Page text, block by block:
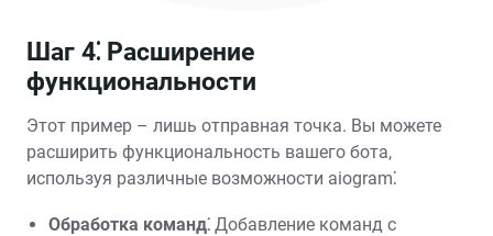
Шаг 4⁚ Расширение
функциональности
Этот пример – лишь отправная точка. Вы можете
расширить функциональность вашего бота,
используя различные возможности aiogram⁚
Обработка команд⁚ Добавление команд с